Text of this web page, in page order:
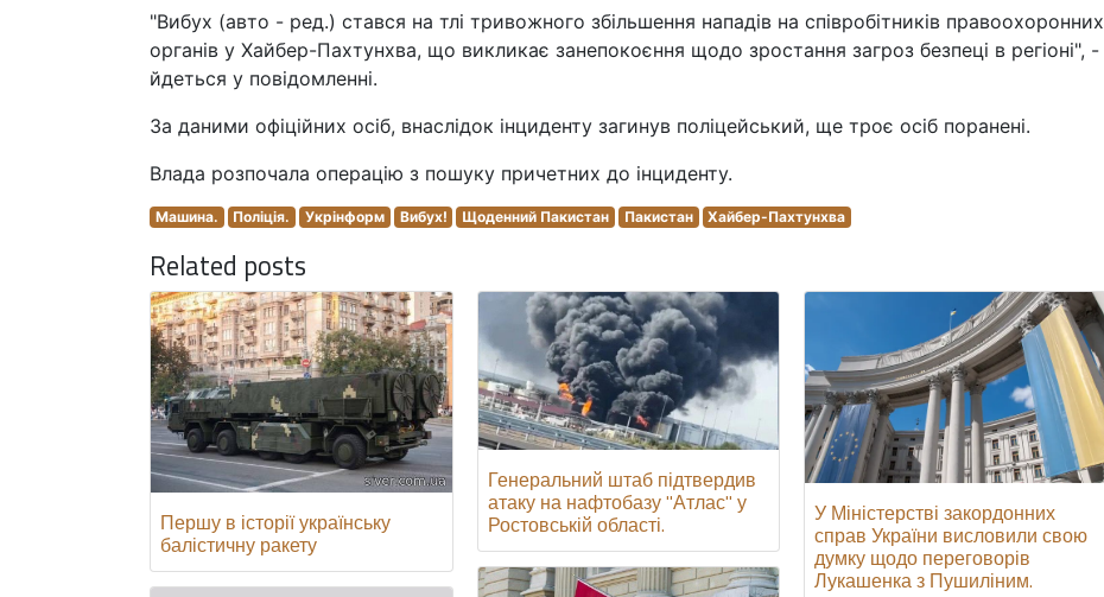
"Вибух (авто - ред.) стався на тлі тривожного збільшення нападів на співробітників правоохоронних
органів у Хайбер-Пахтунхва, що викликає занепокоєння щодо зростання загроз безпеці в регіоні", -
йдеться у повідомленні.
За даними офіційних осіб, внаслідок інциденту загинув поліцейський, ще троє осіб поранені.
Влада розпочала операцію з пошуку причетних до інциденту.
Машина. Поліція. Укрінформ Вибух! Щоденний Пакистан Пакистан Хайбер-Пахтунхва
Related posts
Першу в історії українську
балістичну ракету
Генеральний штаб підтвердив
атаку на нафтобазу "Атлас" у
Ростовській області. У Міністерстві закордонних
справ України висловили свою
думку щодо переговорів
Лукашенка з Пушиліним.